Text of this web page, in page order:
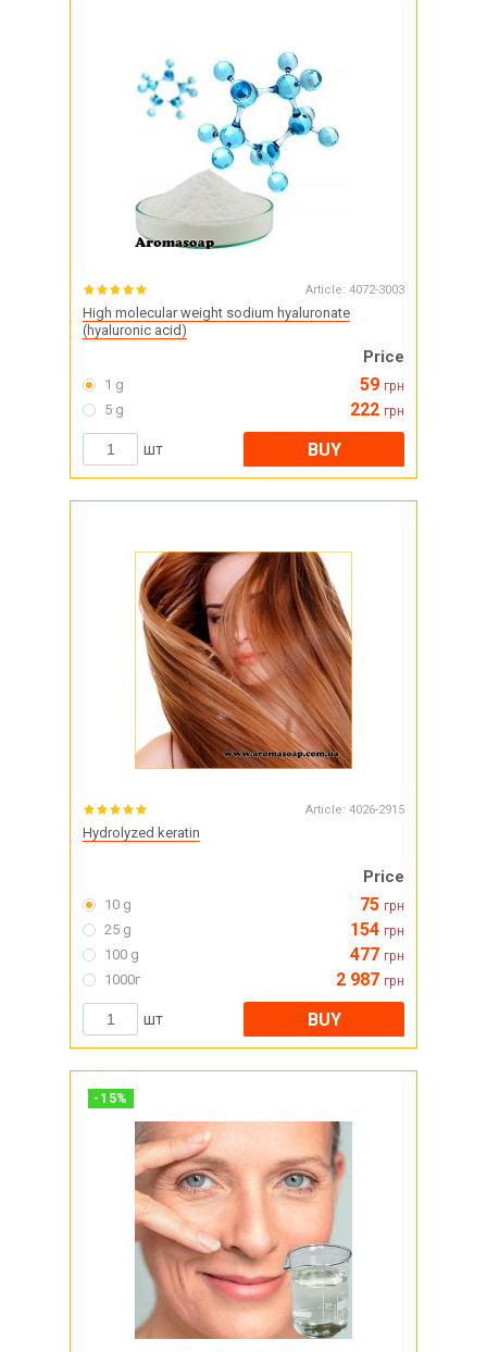
Article: 4072-3003
High molecular weight sodium hyaluronate
(hyaluronic acid)
Price
1 g 59 грн
5 g 222 грн
шт BUY
Article: 4026-2915
Hydrolyzed keratin
Price
10 g 75 грн
25 g 154 грн
100 g 477 грн
1000г 2 987 грн
шт BUY
- 15%